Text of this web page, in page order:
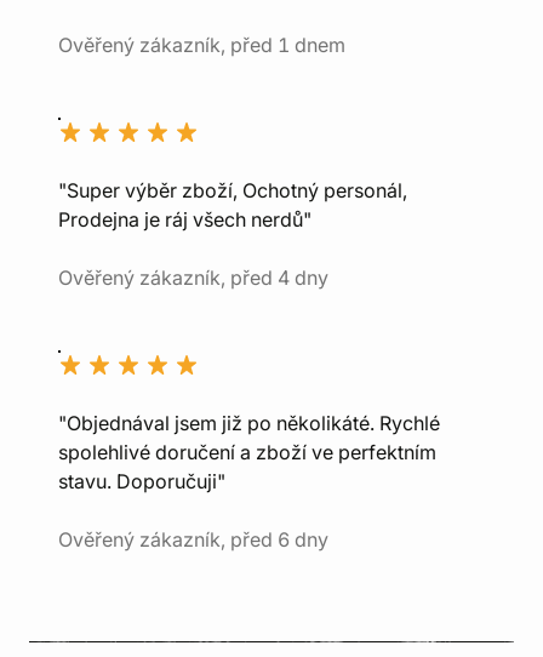
Ověřený zákazník, před 1 dnem
"Super výběr zboží, Ochotný personál,
Prodejna je ráj všech nerdů"
Ověřený zákazník, před 4 dny
"Objednával jsem již po několikáté. Rychlé
spolehlivé doručení a zboží ve perfektním
stavu. Doporučuji"
Ověřený zákazník, před 6 dny